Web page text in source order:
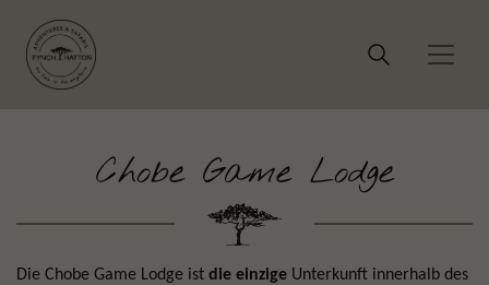
Chobe Game Lodge
Die Chobe Game Lodge ist die einzige Unterkunft innerhalb des